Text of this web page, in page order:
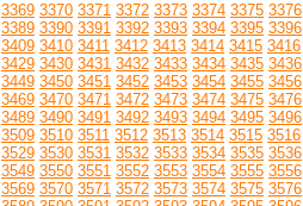
3369 3370 3371 3372 3373 3374 3375 3376
3389 3390 3391 3392 3393 3394 3395 3396
3409 3410 3411 3412 3413 3414 3415 3416
3429 3430 3431 3432 3433 3434 3435 3436
3449 3450 3451 3452 3453 3454 3455 3456
3469 3470 3471 3472 3473 3474 3475 3476
3489 3490 3491 3492 3493 3494 3495 3496
3509 3510 3511 3512 3513 3514 3515 3516
3529 3530 3531 3532 3533 3534 3535 3536
3549 3550 3551 3552 3553 3554 3555 3556
3569 3570 3571 3572 3573 3574 3575 3576